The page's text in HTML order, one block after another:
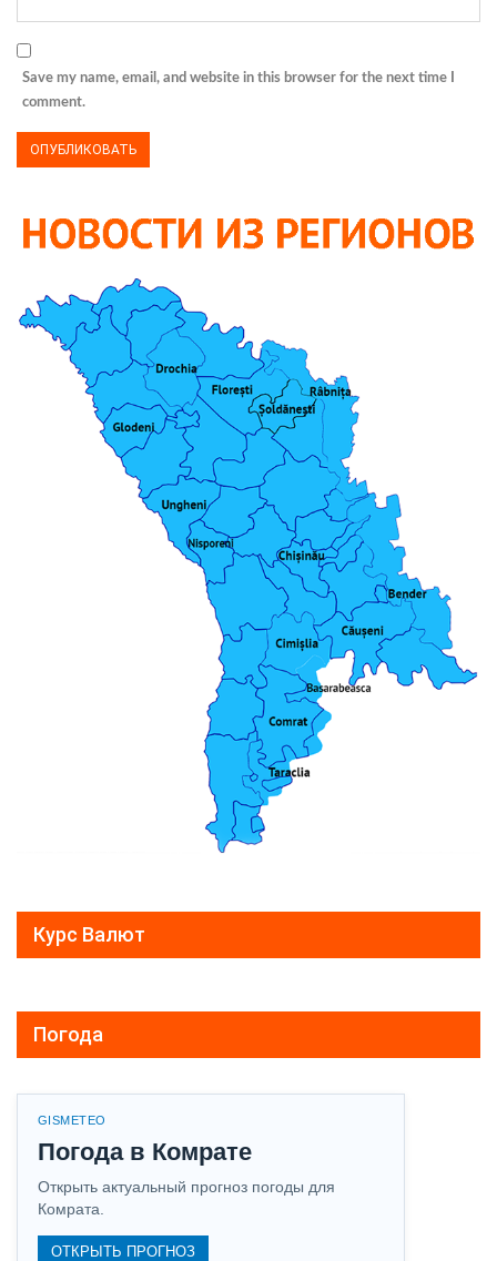
Save my name, email, and website in this browser for the next time I
comment.
Курс Валют
Погода
GISMETEO
Погода в Комрате
Открыть актуальный прогноз погоды для
Комрата.
ОТКРЫТЬ ПРОГНОЗ